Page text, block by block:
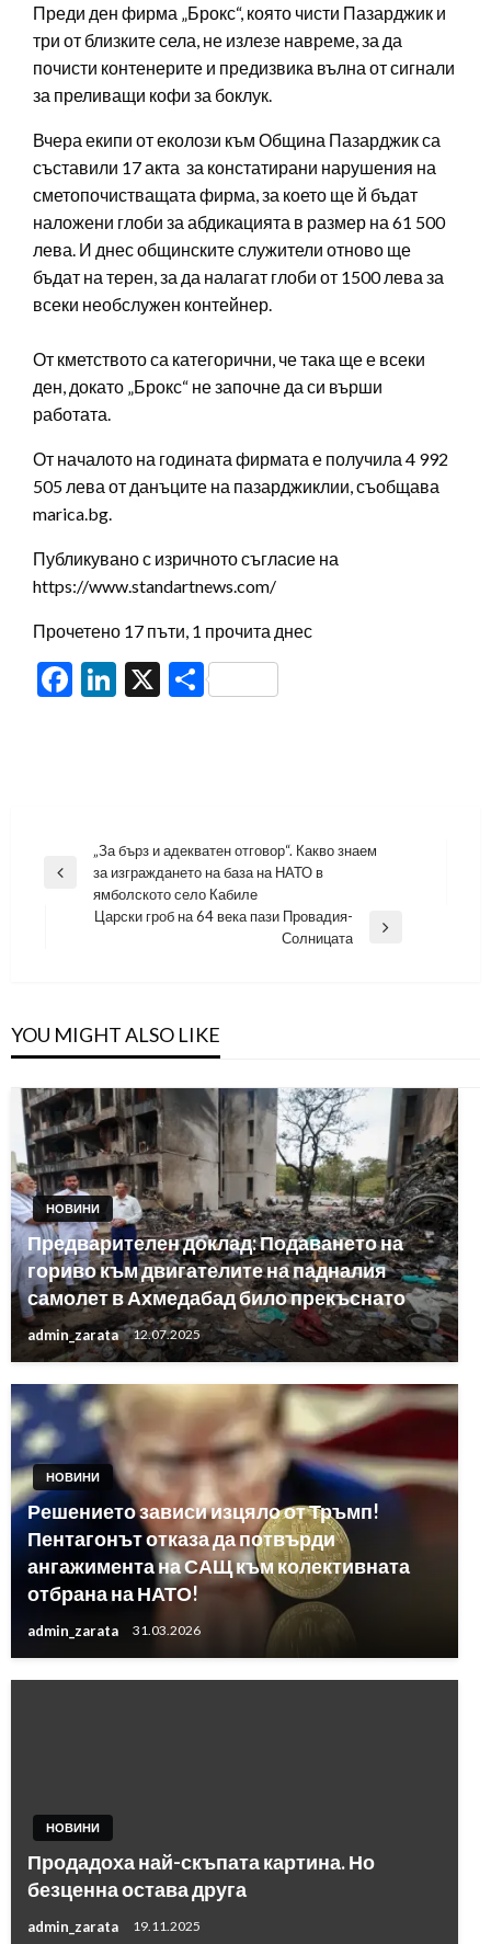
Преди ден фирма „Брокс“, която чисти Пазарджик и
три от близките села, не излезе навреме, за да
почисти контенерите и предизвика вълна от сигнали
за преливащи кофи за боклук.
Вчера екипи от еколози към Община Пазарджик са
съставили 17 акта за констатирани нарушения на
сметопочистващата фирма, за което ще й бъдат
наложени глоби за абдикацията в размер на 61 500
лева. И днес общинските служители отново ще
бъдат на терен, за да налагат глоби от 1500 лева за
всеки необслужен контейнер.
От кметството са категорични, че така ще е всеки
ден, докато „Брокс“ не започне да си върши
работата.
От началото на годината фирмата е получила 4 992
505 лева от данъците на пазарджиклии, съобщава
marica.bg.
Публикувано с изричното съгласие на
https://www.standartnews.com/
Прочетено 17 пъти, 1 прочита днес
Facebook
LinkedIn
X Share
Навигация
Previous
„За бърз и адекватен отговор“. Какво знаем
за изграждането на база на НАТО в
ямболското село Кабиле
Царски гроб на 64 века пази Провадия-
Солницата
YOU MIGHT ALSO LIKE
НОВИНИ
Предварителен доклад: Подаването на
гориво към двигателите на падналия
самолет в Ахмедабад било прекъснато
admin_zarata 12.07.2025
НОВИНИ
Решението зависи изцяло от Тръмп!
Пентагонът отказа да потвърди
ангажимента на САЩ към колективната
отбрана на НАТО!
admin_zarata 31.03.2026
НОВИНИ
Продадоха най-скъпата картина. Но
безценна остава друга
admin_zarata 19.11.2025